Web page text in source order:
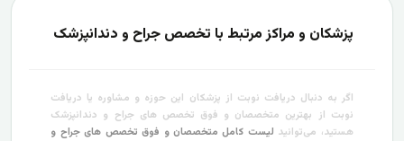
پزشکان و مراکز مرتبط با تخصص جراح و دندانپزشک
اگر به دنبال دریافت نوبت از پزشکان این حوزه و مشاوره یا دریافت
نوبت از بهترین متخصصان و فوق تخصص های جراح و دندانپزشک
هستید، می‌توانید لیست کامل متخصصان و فوق تخصص های جراح و